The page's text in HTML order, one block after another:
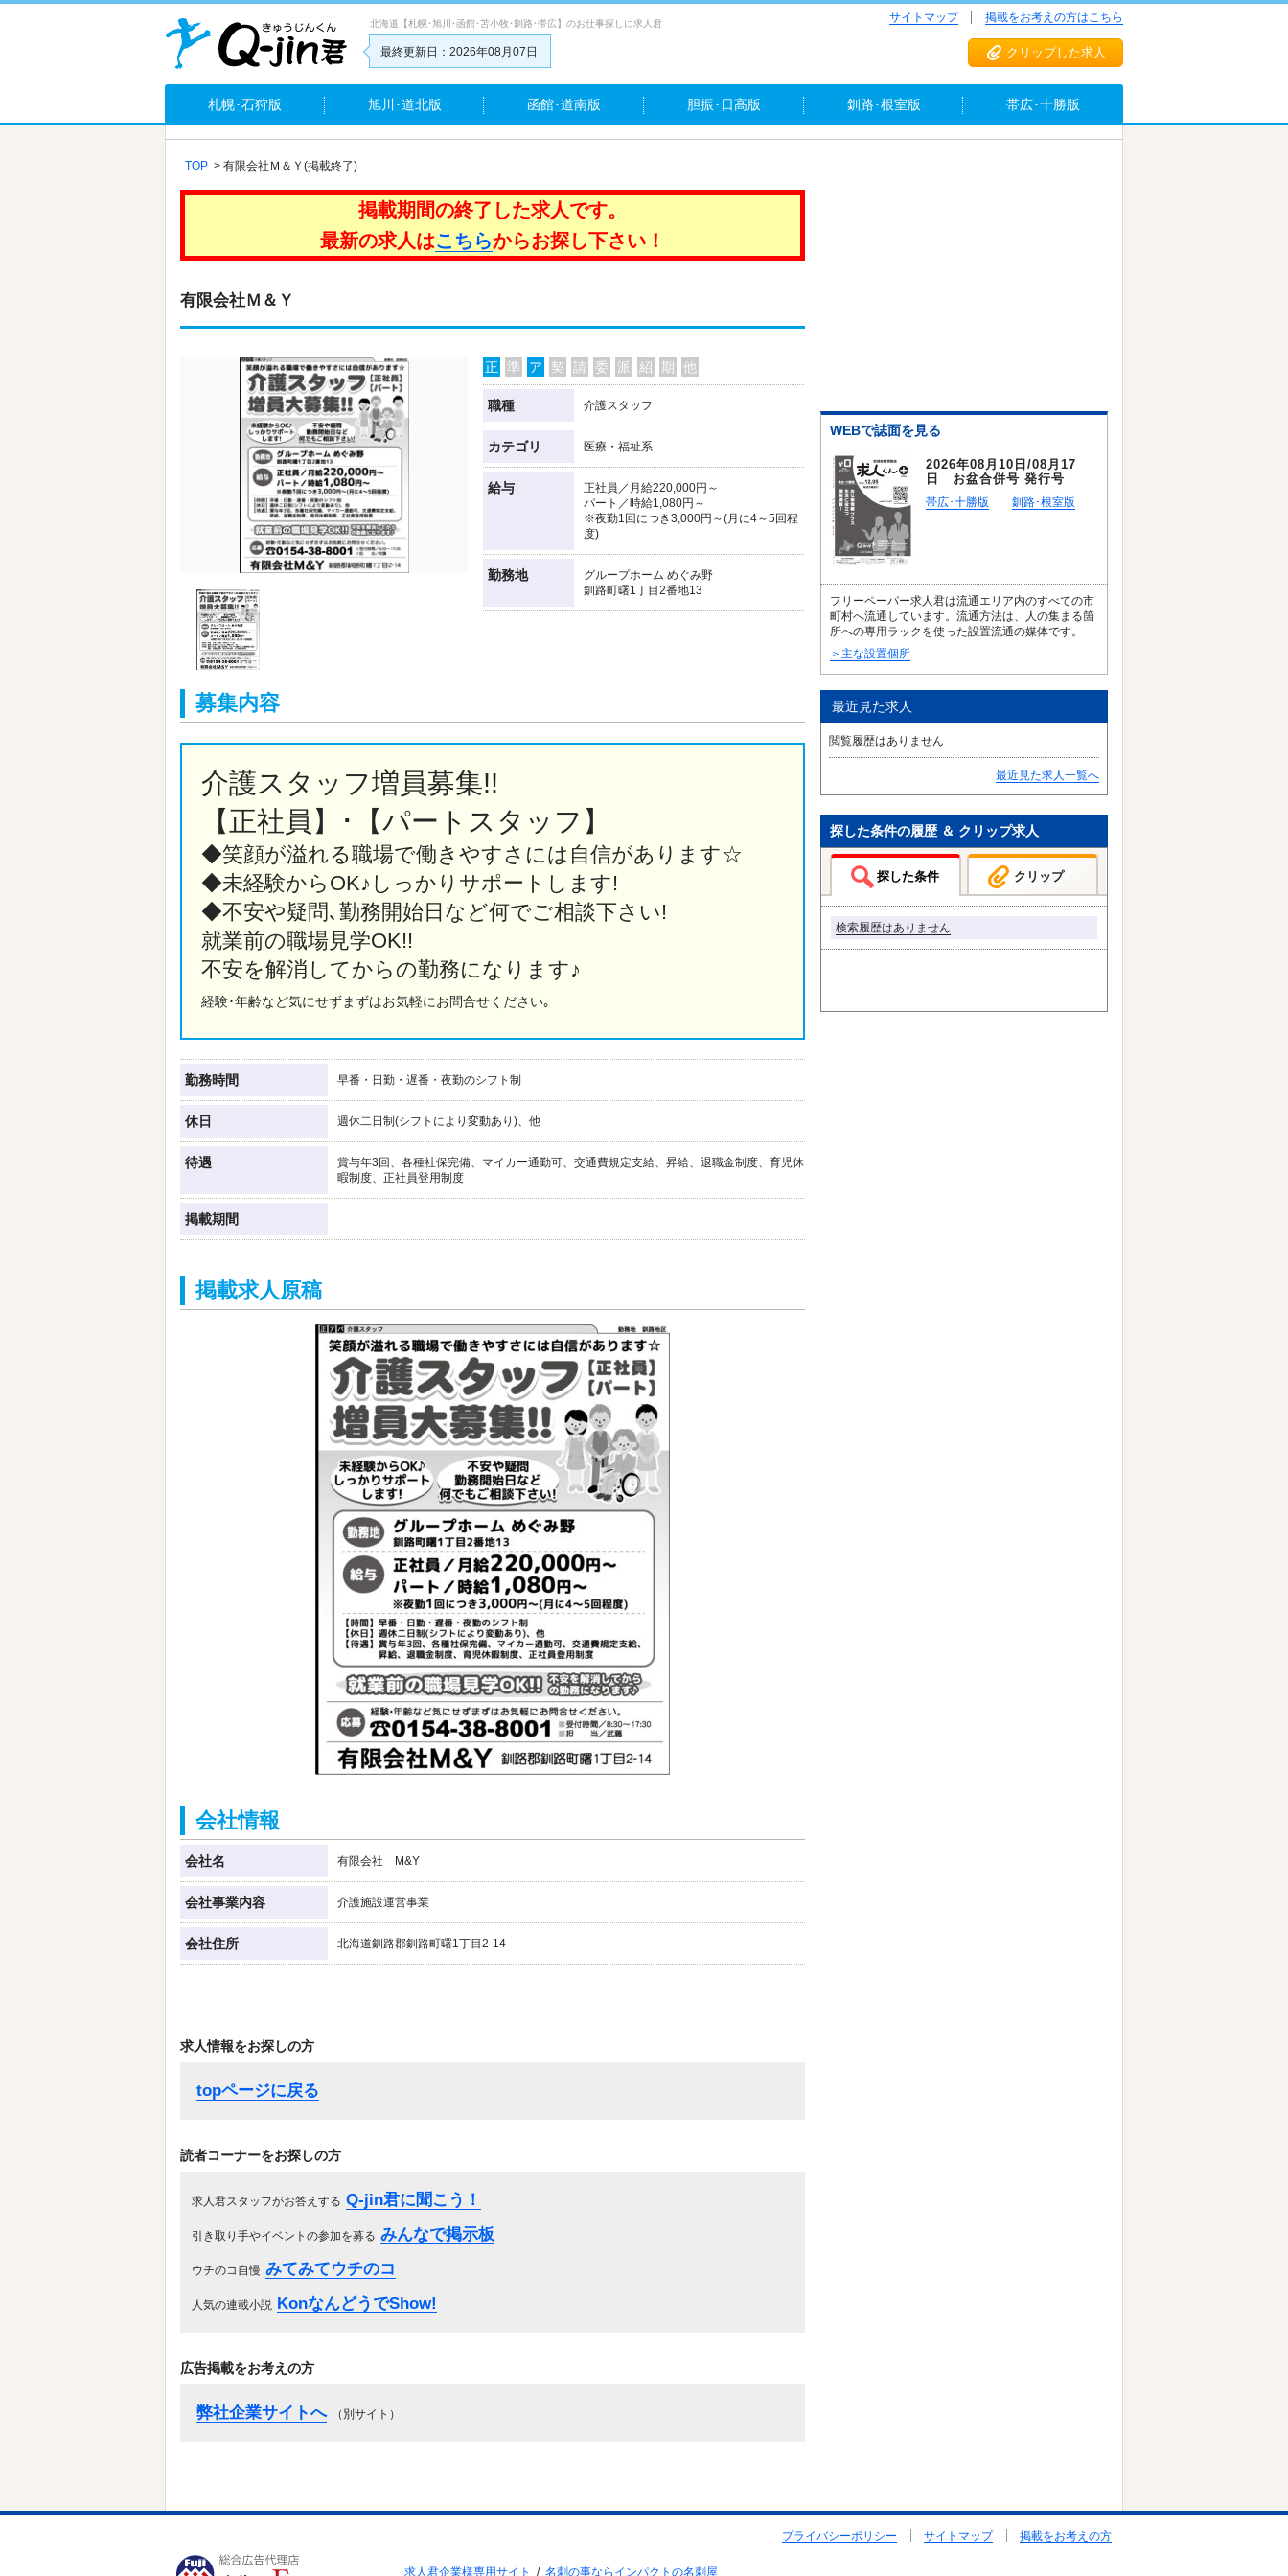
北海道【札幌･旭川･函館･苫小牧･釧路･帯広】のお仕事探しに求人君
最終更新日：2026年08月07日
サイトマップ 掲載をお考えの方はこちら
クリップした求人
札幌･石狩版 旭川･道北版 函館･道南版 胆振･日高版 釧路･根室版 帯広･十勝版
TOP > 有限会社Ｍ＆Ｙ(掲載終了)
掲載期間の終了した求人です。
最新の求人はこちらからお探し下さい！
有限会社Ｍ＆Ｙ
正 準 ア 契 請 委 派 紹 期 他
職種 介護スタッフ
カテゴリ 医療・福祉系
給与
正社員／月給220,000円～
パート／時給1,080円～
※夜勤1回につき3,000円～(月に4～5回程
度)
勤務地
グループホーム めぐみ野
釧路町曙1丁目2番地13
募集内容
介護スタッフ増員募集!!
【正社員】･【パートスタッフ】
◆笑顔が溢れる職場で働きやすさには自信があります☆
◆未経験からOK♪しっかりサポートします!
◆不安や疑問､勤務開始日など何でご相談下さい!
就業前の職場見学OK!!
不安を解消してからの勤務になります♪
経験･年齢など気にせずまずはお気軽にお問合せください｡
勤務時間 早番・日勤・遅番・夜勤のシフト制
休日 週休二日制(シフトにより変動あり)、他
待遇
賞与年3回、各種社保完備、マイカー通勤可、交通費規定支給、昇給、退職金制度、育児休
暇制度、正社員登用制度
掲載期間
掲載求人原稿
会社情報
会社名 有限会社 M&Y
会社事業内容 介護施設運営事業
会社住所 北海道釧路郡釧路町曙1丁目2-14
求人情報をお探しの方
topページに戻る
読者コーナーをお探しの方
求人君スタッフがお答えする Q-jin君に聞こう！
引き取り手やイベントの参加を募る みんなで掲示板
ウチのコ自慢 みてみてウチのコ
人気の連載小説 KonなんどうでShow!
広告掲載をお考えの方
弊社企業サイトへ （別サイト）
WEBで誌面を見る
2026年08月10日/08月17
日 お盆合併号 発行号
帯広･十勝版 釧路･根室版
フリーペーパー求人君は流通エリア内のすべての市
町村へ流通しています。流通方法は、人の集まる箇
所への専用ラックを使った設置流通の媒体です。
＞主な設置個所
最近見た求人
閲覧履歴はありません
最近見た求人一覧へ
探した条件の履歴 ＆ クリップ求人
探した条件 クリップ
検索履歴はありません
プライバシーポリシー サイトマップ 掲載をお考えの方
求人君企業様専用サイト 名刺の事ならインパクトの名刺屋